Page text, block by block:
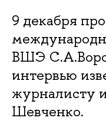
9 декабря
ВШЭ
интервью
журналисту
Шевченко.